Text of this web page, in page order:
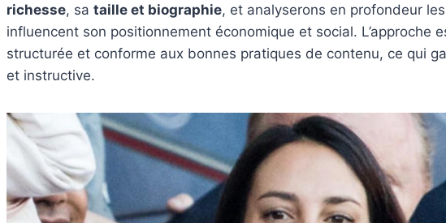
richesse, sa taille et biographie, et analyserons en profondeur
influencent son positionnement économique et social. L’approche
structurée et conforme aux bonnes pratiques de contenu, ce qui
et instructive.